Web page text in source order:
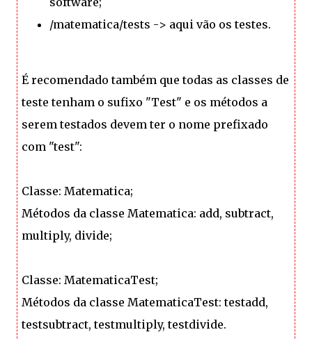
/matematica/tests -> aqui vão os testes.
É recomendado também que todas as classes de
teste tenham o sufixo "Test" e os métodos a
serem testados devem ter o nome prefixado
com "test":
Classe: Matematica;
Métodos da classe Matematica: add, subtract,
multiply, divide;
Classe: MatematicaTest;
Métodos da classe MatematicaTest: testadd,
testsubtract, testmultiply, testdivide.